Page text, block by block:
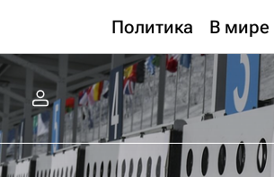
Политика В мире